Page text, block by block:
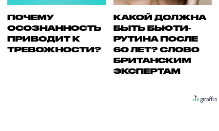
ПОЧЕМУ
ОСОЗНАННОСТЬ
ПРИВОДИТ К
ТРЕВОЖНОСТИ?
КАКОЙ ДОЛЖНА
БЫТЬ БЬЮТИ-
РУТИНА ПОСЛЕ
60 ЛЕТ? СЛОВО
БРИТАНСКИМ
ЭКСПЕРТАМ